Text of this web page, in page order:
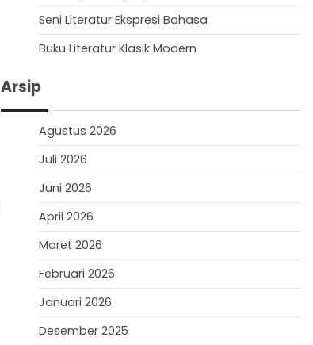
Seni Literatur Ekspresi Bahasa
Buku Literatur Klasik Modern
Arsip
Agustus 2026
Juli 2026
Juni 2026
April 2026
Maret 2026
Februari 2026
Januari 2026
Desember 2025